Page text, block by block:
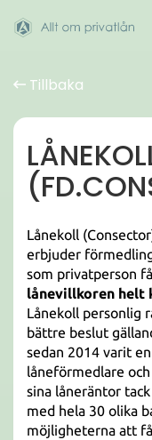
Tillbaka
Lånekoll
erbjuder
som privatperson
lånevillkoren
Lånekoll personlig
bättre beslut
sedan 2014 varit
låneförmedlare
sina låneräntor
med hela 30 olika
möjligheterna att